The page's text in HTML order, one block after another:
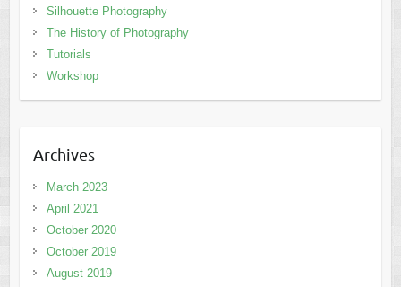
Silhouette Photography
The History of Photography
Tutorials
Workshop
Archives
March 2023
April 2021
October 2020
October 2019
August 2019